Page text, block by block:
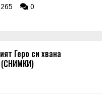
0
Геро си хвана
(СНИМКИ)